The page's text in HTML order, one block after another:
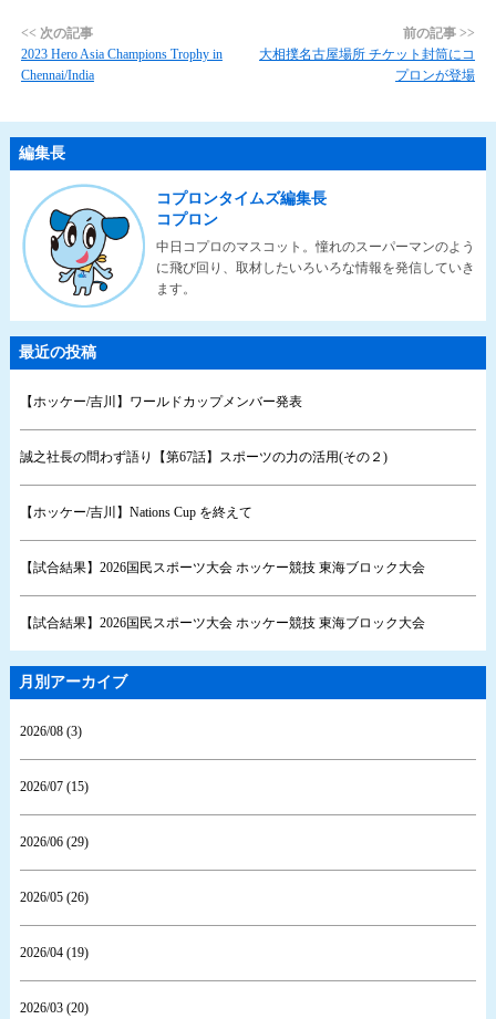
<< 次の記事
2023 Hero Asia Champions Trophy in
Chennai/India
前の記事 >>
大相撲名古屋場所 チケット封筒にコ
プロンが登場
編集長
コプロンタイムズ編集長
コプロン
中日コプロのマスコット。憧れのスーパーマンのよう
に飛び回り、取材したいろいろな情報を発信していき
ます。
最近の投稿
【ホッケー/吉川】ワールドカップメンバー発表
誠之社長の問わず語り【第67話】スポーツの力の活用(その２)
【ホッケー/吉川】Nations Cup を終えて
【試合結果】2026国民スポーツ大会 ホッケー競技 東海ブロック大会
【試合結果】2026国民スポーツ大会 ホッケー競技 東海ブロック大会
月別アーカイブ
2026/08 (3)
2026/07 (15)
2026/06 (29)
2026/05 (26)
2026/04 (19)
2026/03 (20)